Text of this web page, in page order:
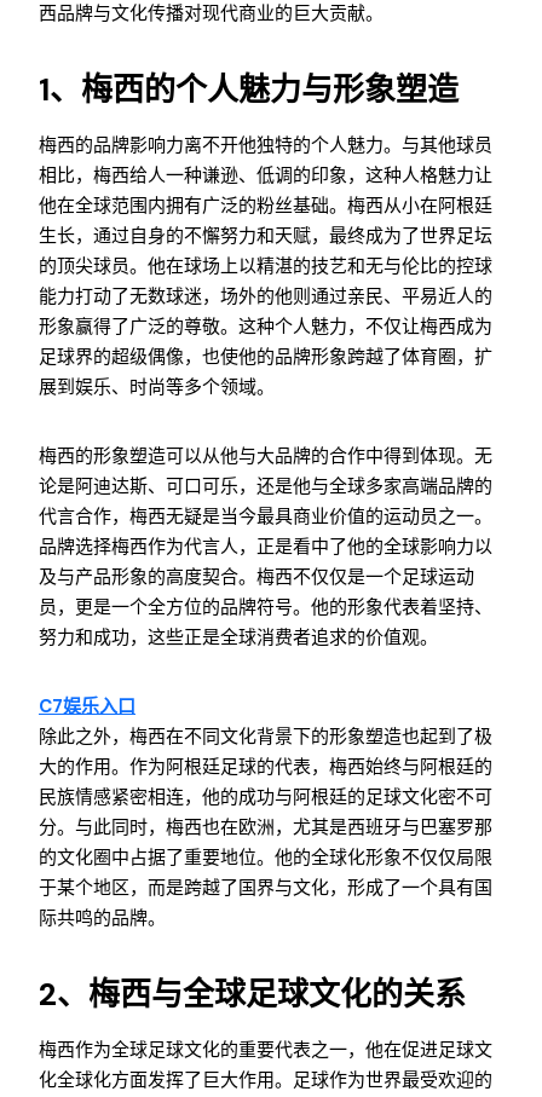
西品牌与文化传播对现代商业的巨大贡献。
1、梅西的个人魅力与形象塑造
梅西的品牌影响力离不开他独特的个人魅力。与其他球员
相比，梅西给人一种谦逊、低调的印象，这种人格魅力让
他在全球范围内拥有广泛的粉丝基础。梅西从小在阿根廷
生长，通过自身的不懈努力和天赋，最终成为了世界足坛
的顶尖球员。他在球场上以精湛的技艺和无与伦比的控球
能力打动了无数球迷，场外的他则通过亲民、平易近人的
形象赢得了广泛的尊敬。这种个人魅力，不仅让梅西成为
足球界的超级偶像，也使他的品牌形象跨越了体育圈，扩
展到娱乐、时尚等多个领域。
梅西的形象塑造可以从他与大品牌的合作中得到体现。无
论是阿迪达斯、可口可乐，还是他与全球多家高端品牌的
代言合作，梅西无疑是当今最具商业价值的运动员之一。
品牌选择梅西作为代言人，正是看中了他的全球影响力以
及与产品形象的高度契合。梅西不仅仅是一个足球运动
员，更是一个全方位的品牌符号。他的形象代表着坚持、
努力和成功，这些正是全球消费者追求的价值观。
C7娱乐入口
除此之外，梅西在不同文化背景下的形象塑造也起到了极
大的作用。作为阿根廷足球的代表，梅西始终与阿根廷的
民族情感紧密相连，他的成功与阿根廷的足球文化密不可
分。与此同时，梅西也在欧洲，尤其是西班牙与巴塞罗那
的文化圈中占据了重要地位。他的全球化形象不仅仅局限
于某个地区，而是跨越了国界与文化，形成了一个具有国
际共鸣的品牌。
2、梅西与全球足球文化的关系
梅西作为全球足球文化的重要代表之一，他在促进足球文
化全球化方面发挥了巨大作用。足球作为世界最受欢迎的